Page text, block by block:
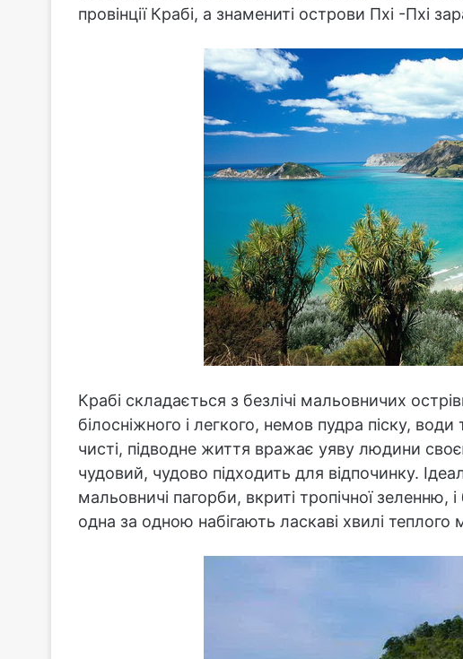
провінції Крабі, а знамениті острови Пхі -Пхі
Крабі складається з безлічі мальовничих
білосніжного і легкого, немов пудра піску,
чисті, підводне життя вражає уяву людини
чудовий, чудово підходить для відпочинку.
мальовничі пагорби, вкриті тропічної зеленню,
одна за одною набігають ласкаві хвилі теплого